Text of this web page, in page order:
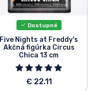
Dostupné
Five Nights at Freddy's
Akčná figúrka Circus
Chica 13 cm
€ 22.11